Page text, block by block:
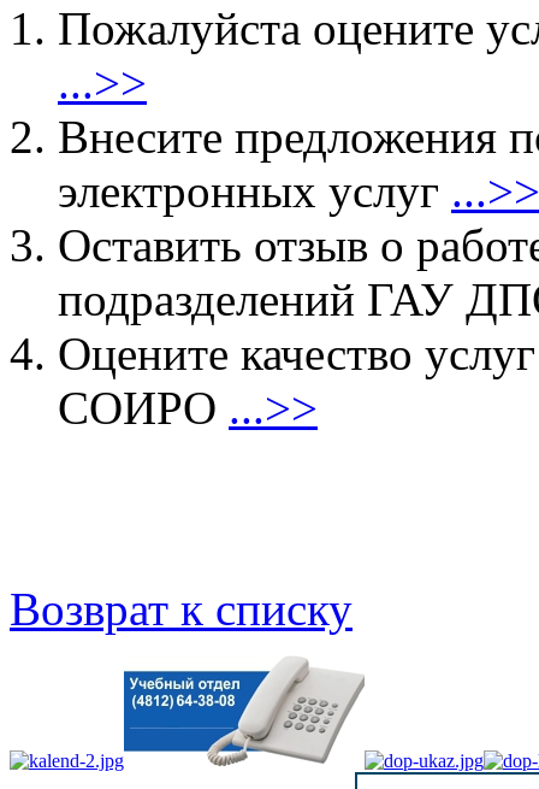
Пожалуйста оцените
...>>
Внесите предложения
электронных услуг ...>>
Оставить отзыв о
подразделений ГАУ
Оцените качество
СОИРО ...>>
Возврат к списку